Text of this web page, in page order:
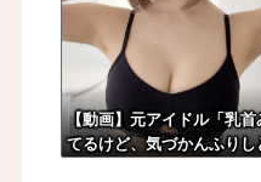
【謎】斉藤慎二「
【衝撃】
【宮崎】マジ勘弁
【動画】メキシコ
【動画】元アイドル「乳首
てるけど、気づかんふりし